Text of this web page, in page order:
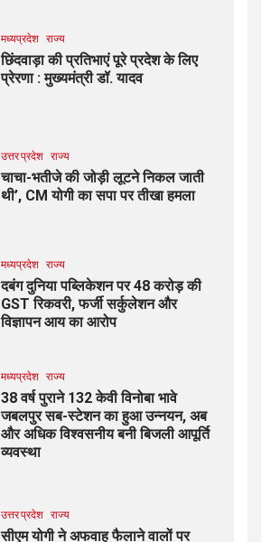
मध्यप्रदेश राज्य
छिंदवाड़ा की प्रतिभाएं पूरे प्रदेश के लिए
प्रेरणा : मुख्यमंत्री डॉ. यादव
उत्तर प्रदेश राज्य
चाचा-भतीजे की जोड़ी लूटने निकल जाती
थी’, CM योगी का सपा पर तीखा हमला
मध्यप्रदेश राज्य
दबंग दुनिया पब्लिकेशन पर ₹48 करोड़ की
GST रिकवरी, फर्जी सर्कुलेशन और
विज्ञापन आय का आरोप
मध्यप्रदेश राज्य
38 वर्ष पुराने 132 केवी विनोबा भावे
जबलपुर सब-स्टेशन का हुआ उन्नयन, अब
और अधिक विश्वसनीय बनी बिजली आपूर्ति
व्यवस्था
उत्तर प्रदेश राज्य
सीएम योगी ने अफवाह फैलाने वालों पर